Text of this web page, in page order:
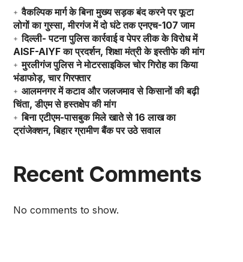
वैकल्पिक मार्ग के बिना मुख्य सड़क बंद करने पर फूटा
लोगों का गुस्सा, मीरगंज में दो घंटे तक एनएच-107 जाम
दिल्ली- पटना पुलिस कार्रवाई व पेपर लीक के विरोध में
AISF-AIYF का प्रदर्शन, शिक्षा मंत्री के इस्तीफे की मांग
मुरलीगंज पुलिस ने मोटरसाइकिल चोर गिरोह का किया
भंडाफोड़, चार गिरफ्तार
आलमनगर में कटाव और जलजमाव से किसानों की बढ़ी
चिंता, डीएम से हस्तक्षेप की मांग
बिना एटीएम-पासबुक मिले खाते से 16 लाख का
ट्रांजेक्शन, बिहार ग्रामीण बैंक पर उठे सवाल
Recent Comments
No comments to show.